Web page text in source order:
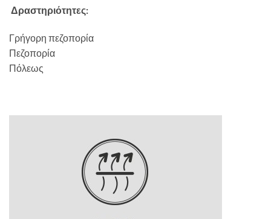
Δραστηριότητες:
Γρήγορη πεζοπορία
Πεζοπορία
Πόλεως